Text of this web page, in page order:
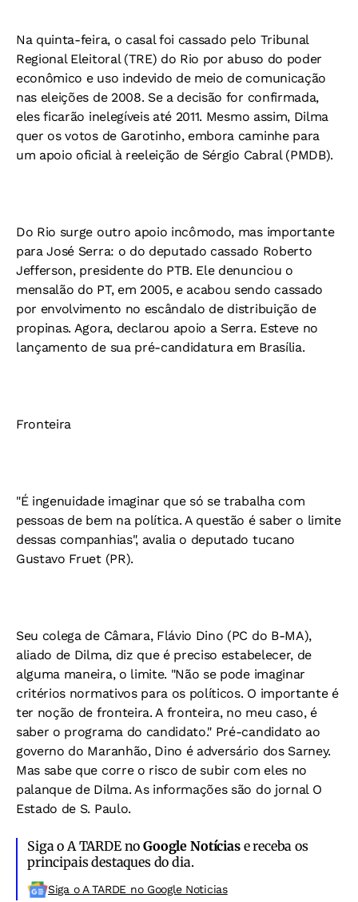
Na quinta-feira, o casal foi cassado pelo Tribunal
Regional Eleitoral (TRE) do Rio por abuso do poder
econômico e uso indevido de meio de comunicação
nas eleições de 2008. Se a decisão for confirmada,
eles ficarão inelegíveis até 2011. Mesmo assim, Dilma
quer os votos de Garotinho, embora caminhe para
um apoio oficial à reeleição de Sérgio Cabral (PMDB).
Do Rio surge outro apoio incômodo, mas importante
para José Serra: o do deputado cassado Roberto
Jefferson, presidente do PTB. Ele denunciou o
mensalão do PT, em 2005, e acabou sendo cassado
por envolvimento no escândalo de distribuição de
propinas. Agora, declarou apoio a Serra. Esteve no
lançamento de sua pré-candidatura em Brasília.
Fronteira
"É ingenuidade imaginar que só se trabalha com
pessoas de bem na política. A questão é saber o limite
dessas companhias", avalia o deputado tucano
Gustavo Fruet (PR).
Seu colega de Câmara, Flávio Dino (PC do B-MA),
aliado de Dilma, diz que é preciso estabelecer, de
alguma maneira, o limite. "Não se pode imaginar
critérios normativos para os políticos. O importante é
ter noção de fronteira. A fronteira, no meu caso, é
saber o programa do candidato." Pré-candidato ao
governo do Maranhão, Dino é adversário dos Sarney.
Mas sabe que corre o risco de subir com eles no
palanque de Dilma. As informações são do jornal O
Estado de S. Paulo.
Siga o A TARDE noGoogle Notíciase receba os
principais destaques do dia.
Siga o A TARDE no Google Noticias